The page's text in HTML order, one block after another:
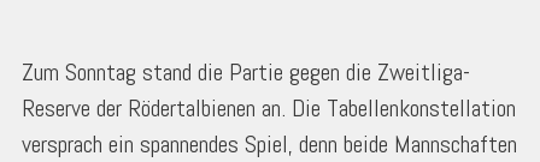
Zum Sonntag stand die Partie gegen die Zweitliga-
Reserve der Rödertalbienen an. Die Tabellenkonstellation
versprach ein spannendes Spiel, denn beide Mannschaften